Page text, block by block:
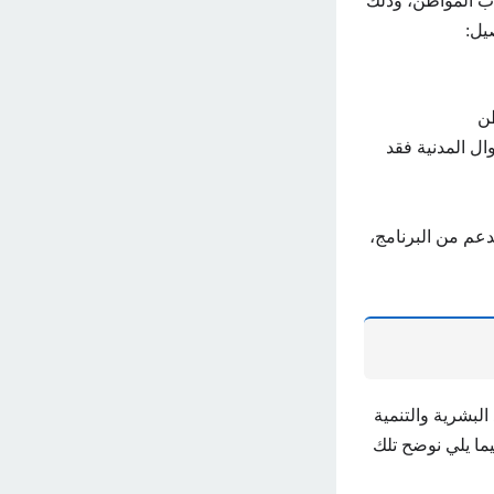
المدنية فقد
من البرنامج،
حددت وزارة الموارد البشرية والتنمية
يلي نوضح تلك